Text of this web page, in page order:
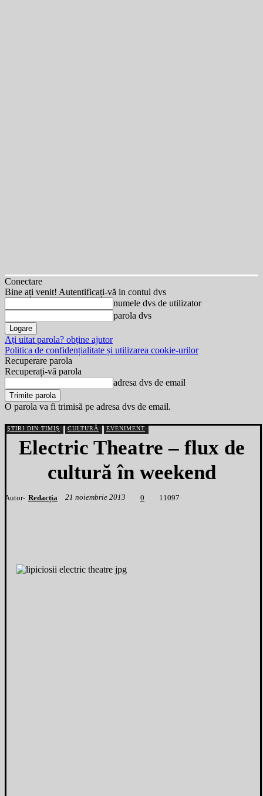
Conectare
Bine ați venit! Autentificați-vă in contul dvs
numele dvs de utilizator
parola dvs
Ați uitat parola? obține ajutor
Politica de confidențialitate și utilizarea cookie-urilor
Recuperare parola
Recuperați-vă parola
adresa dvs de email
O parola va fi trimisă pe adresa dvs de email.
ȘTIRI DIN TIMIȘ CULTURĂ EVENIMENT
Electric Theatre – flux de
cultură în weekend
Autor- Redacția 21 noiembrie 2013 0 1 1097